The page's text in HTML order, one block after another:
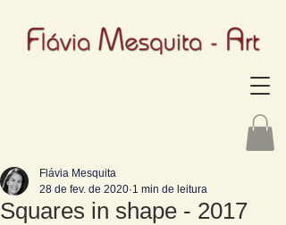
Squares in shape - 2017
Flávia Mesquita
28 de fev. de 2020 1 min de leitura